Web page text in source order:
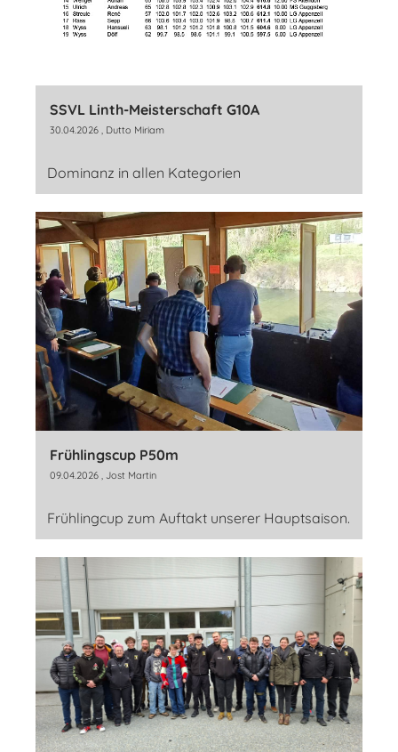
SSVL Linth-Meisterschaft G10A
30.04.2026 , Dutto Miriam
Dominanz in allen Kategorien
Frühlingscup P50m
09.04.2026 , Jost Martin
Frühlingcup zum Auftakt unserer Hauptsaison.